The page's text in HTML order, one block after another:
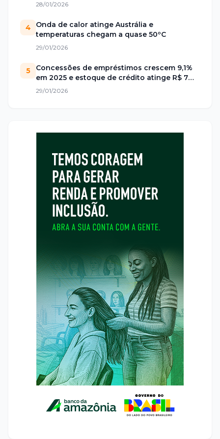
28/01/2026
4
Onda de calor atinge Austrália e
temperaturas chegam a quase 50ºC
29/01/2026
5
Concessões de empréstimos crescem 9,1%
em 2025 e estoque de crédito atinge R$ 7
trilhões no Brasil
29/01/2026